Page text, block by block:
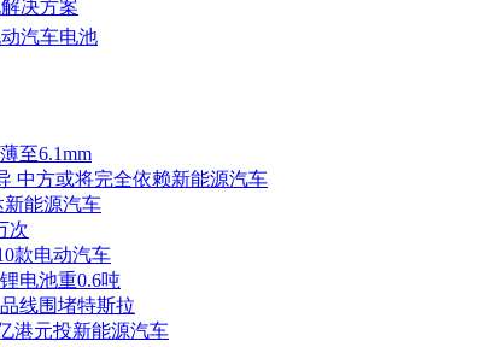
决方案
汽车电池
至6.1mm
中方或将完全依赖新能源汽车
新能源汽车
次
款电动汽车
电池重0.6吨
线围堵特斯拉
港元投新能源汽车